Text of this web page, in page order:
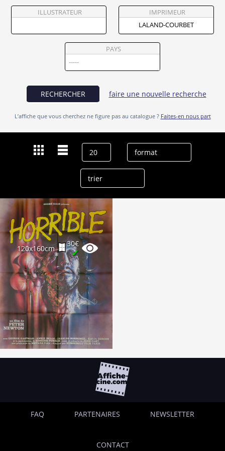
Vendre
ILLUSTRATEUR IMPRIMEUR
PAYS
RECHERCHER faire une nouvelle recherche
L’affiche que vous cherchez ne figure pas au catalogue ? Faites-en nous part
120x160cm
30€
✔
FAQ PARTENAIRES NEWSLETTER
CONTACT